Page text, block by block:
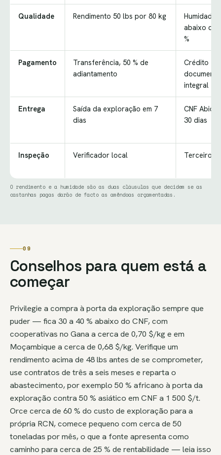
Qualidade Rendimento 50 lbs por 80 kg
Humidade
abaixo de
%
Pagamento
Transferência, 50 % de
adiantamento
Crédito
integral
Entrega
Saída da exploração em 7
dias
CNF
30 dias
Inspeção Verificador local Terceiro
O rendimento e a humidade são as duas cláusulas que decidem se as
castanhas pagas darão de facto as amêndoas orçamentadas.
09
Conselhos para quem está a
começar
Privilegie a compra à porta da exploração sempre que
puder — fica 30 a 40 % abaixo do CNF, com
cooperativas no Gana a cerca de 0,70 $/kg e em
Moçambique a cerca de 0,68 $/kg. Verifique um
rendimento acima de 48 lbs antes de se comprometer,
use contratos de três a seis meses e reparta o
abastecimento, por exemplo 50 % africano à porta da
exploração contra 50 % asiático em CNF a 1 500 $/t.
Orce cerca de 60 % do custo de exploração para a
própria RCN, comece pequeno com cerca de 50
toneladas por mês, o que a fonte apresenta como
caminho para cerca de 25 % de rentabilidade — leia isso